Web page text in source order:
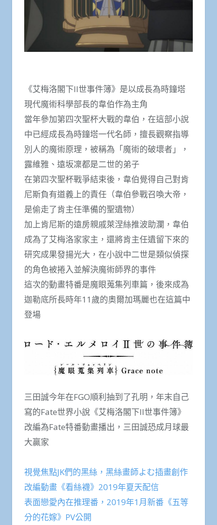
《艾梅洛閣下II世事件簿》是以成長為時鐘塔
現代魔術科學部長的韋伯作為主角
當年參加第四次聖杯大戰的韋伯，在這部小說
中已經成長為時鐘塔一代名師，擅長觀察指導
別人的魔術原理，被稱為「魔術的破壞者」，
露維雅、遠坂凜都是二世的弟子
在第四次聖杯戰爭結束後，韋伯覺得自己對肯
尼斯負有道義上的責任（韋伯參戰召喚大帝，
是偷走了肯主任準備的聖遺物）
加上肯尼斯的遠房親戚萊涅絲推波助瀾，韋伯
成為了艾梅洛家家主，還將肯主任遺留下來的
研究成果發揚光大，在小說中二世是類似偵探
的角色被捲入並解決魔術師界的事件
這次的動畫特番是魔眼蒐集列車篇，後來成為
迦勒底所長時年11歲的奧爾加瑪麗也在這篇中
登場
三田誠今年在FGO順利抽到了孔明，年末自己
寫的Fate世界小說《艾梅洛閣下II世事件簿》
改編為Fate特番動畫播出，三田誠恐成月球最
大贏家
視覺焦點JK們的黑絲，黑絲畫師よむ插畫創作
改編動畫《看絲襪》2019年夏天配信
表面戀愛內在推理番，2019年1月新番《五等
分的花嫁》PV公開